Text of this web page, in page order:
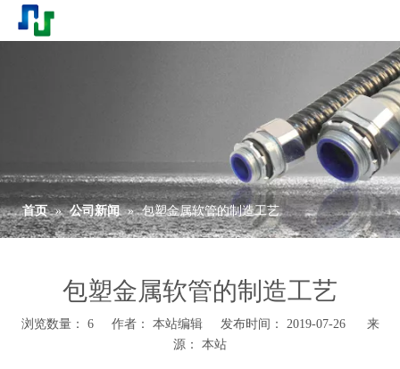
首页 » 公司新闻 » 包塑金属软管的制造工艺
包塑金属软管的制造工艺
浏览数量： 6作者： 本站编辑 发布时间： 2019-07-26 来
源： 本站